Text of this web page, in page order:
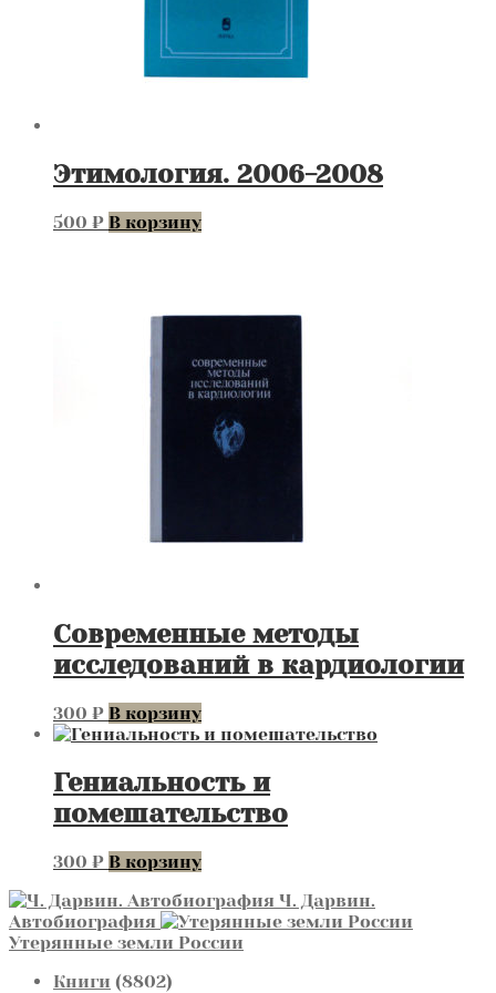
Этимология. 2006-2008
500 ₽ В корзину
Современные методы
исследований в кардиологии
300 ₽ В корзину
Гениальность и
помешательство
300 ₽ В корзину
Ч. Дарвин.
Автобиография
Утерянные земли России
Книги 88028802